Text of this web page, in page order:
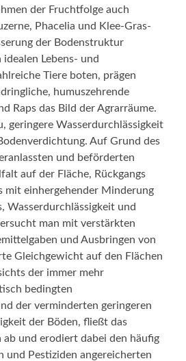
der Fruchtfolge auch
Phacelia und Klee-Gras-
der Bodenstruktur
Lebens- und
Tiere boten, prägen
humuszehrende
Raps das Bild der Agrarräume.
geringere Wasserdurchlässigkeit
Auf Grund des
und beförderten
auf der Fläche, Rückgangs
mit einhergehender Minderung
Wasserdurchlässigkeit und
man mit verstärkten
und Ausbringen von
Gleichgewicht auf den Flächen
der immer mehr
bedingten
der verminderten geringeren
der Böden, fließt das
ab und erodiert dabei den häufig
und Pestiziden angereicherten